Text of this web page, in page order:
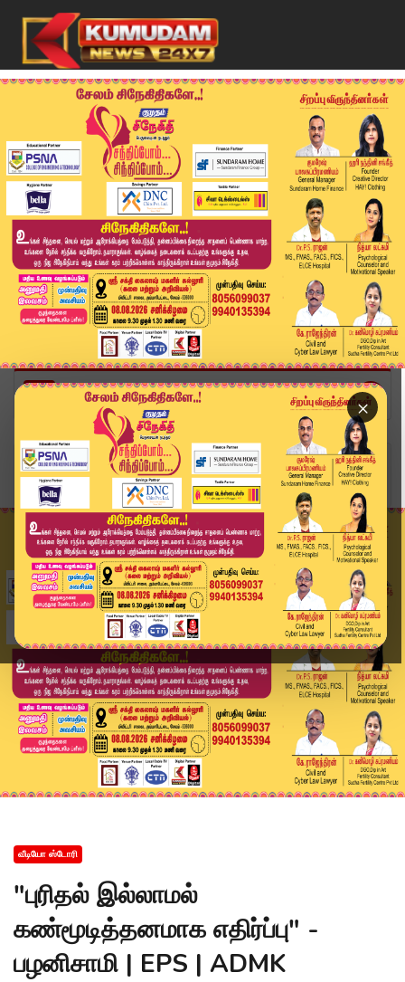
×
Home
வீடியோ ஸ்டோரி
"புரிதல் இல்லாமல் கண்மூடித்தனமாக எதிர்ப்பு" - ...
வீடியோ ஸ்டோரி
"புரிதல் இல்லாமல்
கண்மூடித்தனமாக எதிர்ப்பு" -
பழனிசாமி | EPS | ADMK